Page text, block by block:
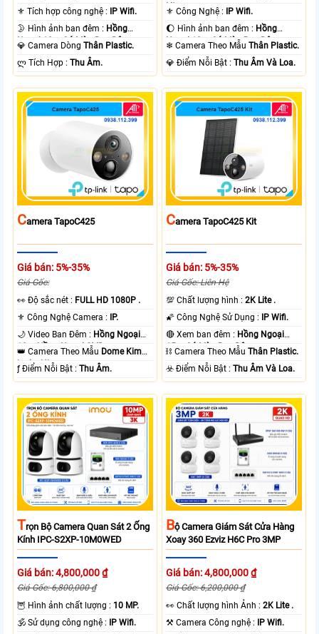
⚜️ Tích hợp công nghệ : IP Wifi.
🌛 Hình ảnh ban đêm : Hồng
Ngoại 10m Có Màu Ban Ðêm.
💎 Camera DòngThân Plastic.
️ლ Tích Hợp :Thu Âm.
Lite .
⚜️ Công Nghệ : IP Wifi.
🌔 Hình ảnh ban đêm : Hồng
Ngoại 10m Có Màu Ban Ðêm.
❄ Camera Theo MẫuThân Plastic.
️💎 Điểm Nỗi Bật :Thu Âm Và Loa.
CAmera TapoC425
Giá bán: 5%-35%
Giá Gốc:
️👀 Độ sắc nét : FULL HD 1080P .
⚜️ Công Nghệ Camera : IP.
🌙 Video Ban Đêm : Hồng Ngoại
10m Hồng Ngoại SMD.
👑 Camera Theo Mẫu Dome Kim
loại + Nhựa.
️ƒ Điểm Nỗi Bật :Thu Âm.
CAmera TapoC425 Kit
Giá bán: 5%-35%
Giá Gốc: Liên Hệ
💯 Chất lượng hình :2K Lite .
🌠 Công Nghệ Sử Dụng : IP Wifi.
🔴 Xem ban đêm : Hồng Ngoại
15m Có Màu Ban Ðêm.
⛓ Camera Theo MẫuThân Plastic.
️☣️ Điểm Nỗi Bật :Thu Âm Và Loa.
TRọn Bộ Camera Quan Sát 2 Ống
Kính IPC-S2XP-10M0WED
Giá bán: 4,800,000 ₫
Giá Gốc: 6,800,000 ₫
🦉 Hình ảnh chất lượng : 10 MP.
🕉️ Sử dụng công nghệ :
IP Wifi.
BỘ Camera Giám Sát Cửa Hàng
Xoay 360 Ezviz H6C Pro 3MP
Giá bán: 4,800,000 ₫
Giá Gốc: 6,200,000 ₫
️👀 Chất lượng hình Ảnh :2K Lite .
⚒ Camera Công nghệ :
IP Wifi.